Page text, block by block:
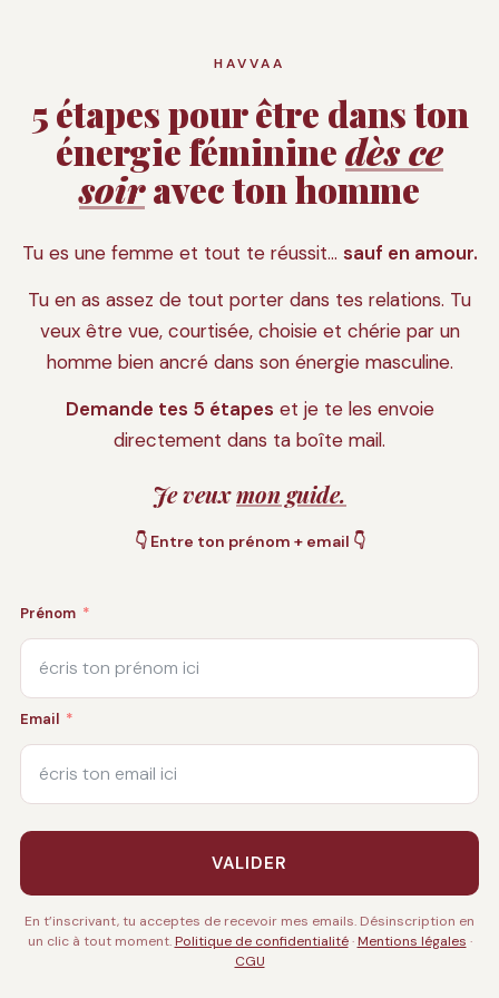
HAVVAA
5 étapes pour être dans ton
énergie fémininedès ce
soiravec ton homme
Tu es une femme et tout te réussit… sauf en amour.
Tu en as assez de tout porter dans tes relations. Tu
veux être vue, courtisée, choisie et chérie par un
homme bien ancré dans son énergie masculine.
Demande tes 5 étapes et je te les envoie
directement dans ta boîte mail.
Je veuxmon guide.
👇 Entre ton prénom + email 👇
Prénom
Email
VALIDER
En t’inscrivant, tu acceptes de recevoir mes emails. Désinscription en
un clic à tout moment.Politique de confidentialité·Mentions légales ·
CGU